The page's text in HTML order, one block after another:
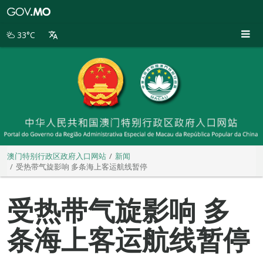
别
33°C
澳门特别行政区政府入口网站
新闻
受热带气旋影响 多条海上客运航线暂停
受热带气旋影响 多
条海上客运航线暂停